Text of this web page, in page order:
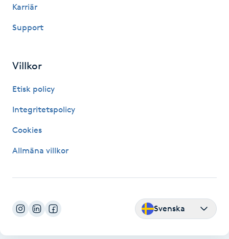
Hårförlängning
Hälsa
Idrottsmassage
Karriär
Support
Villkor
Etisk policy
Integritetspolicy
Cookies
Allmäna villkor
Svenska